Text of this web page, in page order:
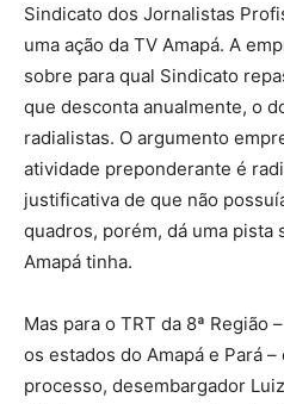
Sindicato dos Jornalistas
uma ação da TV Amapá. A
sobre para qual Sindicato
que desconta anualmente, o
radialistas. O argumento
atividade preponderante é
justificativa de que não
quadros, porém, dá uma pista
Amapá tinha.
Mas para o TRT da 8ª Região
os estados do Amapá e Pará
processo, desembargador